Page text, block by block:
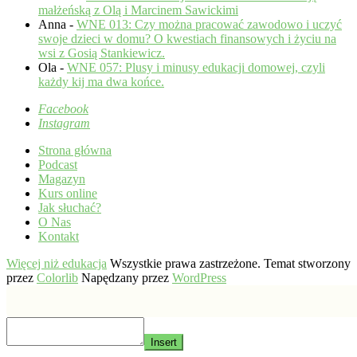
małżeńską z Olą i Marcinem Sawickimi
Anna - WNE 013: Czy można pracować zawodowo i uczyć
swoje dzieci w domu? O kwestiach finansowych i życiu na
wsi z Gosią Stankiewicz.
Ola - WNE 057: Plusy i minusy edukacji domowej, czyli
każdy kij ma dwa końce.
Facebook
Instagram
Strona główna
Podcast
Magazyn
Kurs online
Jak słuchać?
O Nas
Kontakt
Więcej niż edukacja Wszystkie prawa zastrzeżone. Temat stworzony
przez Colorlib Napędzany przez WordPress
Insert